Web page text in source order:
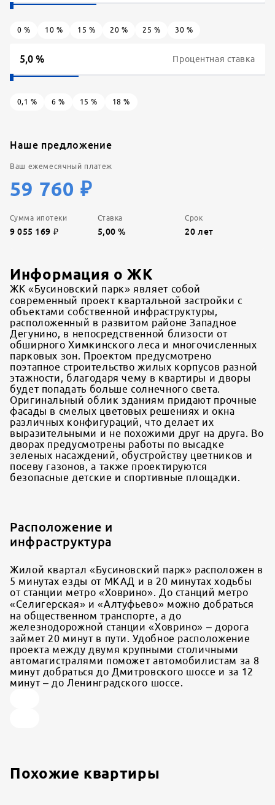
0 % 10 % 15 % 20 % 25 % 30 %
Процентная ставка
0,1 % 6 % 15 % 18 %
Наше предложение
Ваш ежемесячный платеж
59 760 ₽
Сумма ипотеки
9 055 169 ₽
Ставка
5,00 %
Срок
20 лет
Информация о ЖК
ЖК «Бусиновский парк» являет собой
современный проект квартальной застройки с
объектами собственной инфраструктуры,
расположенный в развитом районе Западное
Дегунино, в непосредственной близости от
обширного Химкинского леса и многочисленных
парковых зон. Проектом предусмотрено
поэтапное строительство жилых корпусов разной
этажности, благодаря чему в квартиры и дворы
будет попадать больше солнечного света.
Оригинальный облик зданиям придают прочные
фасады в смелых цветовых решениях и окна
различных конфигураций, что делает их
выразительными и не похожими друг на друга. Во
дворах предусмотрены работы по высадке
зеленых насаждений, обустройству цветников и
посеву газонов, а также проектируются
безопасные детские и спортивные площадки.
Расположение и
инфраструктура
Жилой квартал «Бусиновский парк» расположен в
5 минутах езды от МКАД и в 20 минутах ходьбы
от станции метро «Ховрино». До станций метро
«Селигерская» и «Алтуфьево» можно добраться
на общественном транспорте, а до
железнодорожной станции «Ховрино» – дорога
займет 20 минут в пути. Удобное расположение
проекта между двумя крупными столичными
автомагистралями поможет автомобилистам за 8
минут добраться до Дмитровского шоссе и за 12
минут – до Ленинградского шоссе.
Похожие квартиры